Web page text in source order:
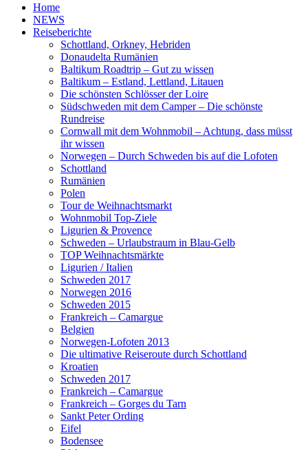
Home
NEWS
Reiseberichte
Schottland, Orkney, Hebriden
Donaudelta Rumänien
Baltikum Roadtrip – Gut zu wissen
Baltikum – Estland, Lettland, Litauen
Die schönsten Schlösser der Loire
Südschweden mit dem Camper – Die schönste
Rundreise
Cornwall mit dem Wohnmobil – Achtung, dass müsst
ihr wissen
Norwegen – Durch Schweden bis auf die Lofoten
Schottland
Rumänien
Polen
Tour de Weihnachtsmarkt
Wohnmobil Top-Ziele
Ligurien & Provence
Schweden – Urlaubstraum in Blau-Gelb
TOP Weihnachtsmärkte
Ligurien / Italien
Schweden 2017
Norwegen 2016
Schweden 2015
Frankreich – Camargue
Belgien
Norwegen-Lofoten 2013
Die ultimative Reiseroute durch Schottland
Kroatien
Schweden 2017
Frankreich – Camargue
Frankreich – Gorges du Tarn
Sankt Peter Ording
Eifel
Bodensee